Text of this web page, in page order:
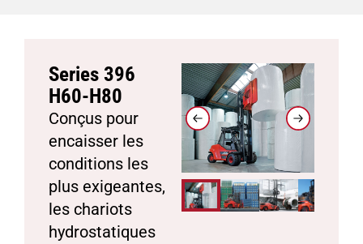
Series 396
H60-H80
Conçus pour
encaisser les
conditions les
plus exigeantes,
les chariots
hydrostatiques